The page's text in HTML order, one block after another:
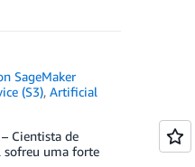
SageMaker
(S3), Artificial
Cientista de
sofreu uma forte